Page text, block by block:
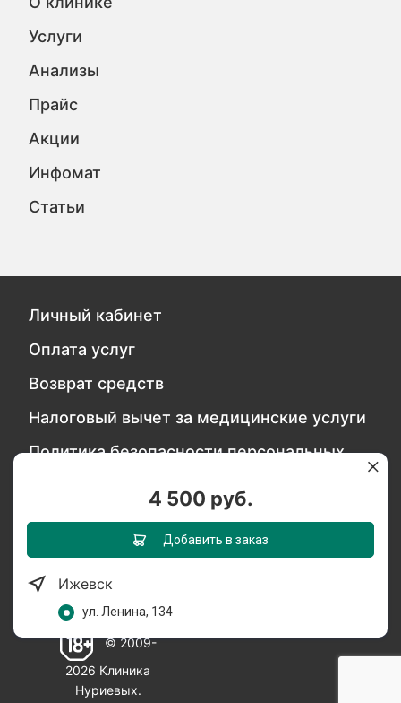
4 500 руб.
Добавить в заказ
Ижевск
ул. Ленина, 134
Услуги
Анализы
Прайс
Акции
Инфомат
Статьи
Личный кабинет
Оплата услуг
Возврат средств
Налоговый вычет за медицинские услуги
Политика безопасности персональных
Обратитесь в службу качества
Мы в социальных сетях:
© 2009-
2026 Клиника
Нуриевых.